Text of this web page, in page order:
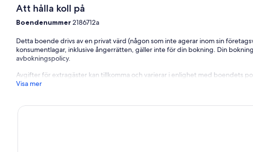
Att hålla koll på
Boendenummer2186712a
Detta boende drivs av en privat värd (någon som inte agerar inom sin
konsumentlagar, inklusive ångerrätten, gäller inte för din bokning. Din
avbokningspolicy.
Avgifter för extragäster kan tillkomma och varierar i enlighet med boendets
Visa mer